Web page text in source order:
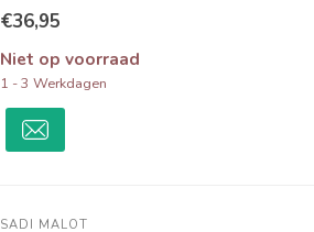
€36,95
Niet op voorraad
1 - 3 Werkdagen
SADI MALOT